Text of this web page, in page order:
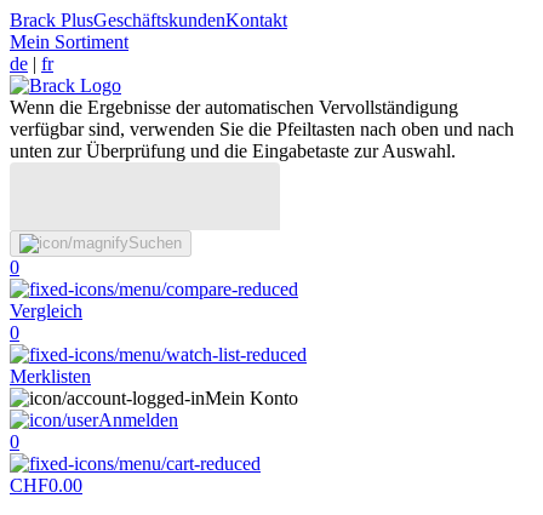
Brack PlusGeschäftskundenKontakt
Mein Sortiment
de | fr
Wenn die Ergebnisse der automatischen Vervollständigung
verfügbar sind, verwenden Sie die Pfeiltasten nach oben und nach
unten zur Überprüfung und die Eingabetaste zur Auswahl.
Suchen
0
Vergleich
0
Merklisten
Mein Konto
Anmelden
0
CHF0.00